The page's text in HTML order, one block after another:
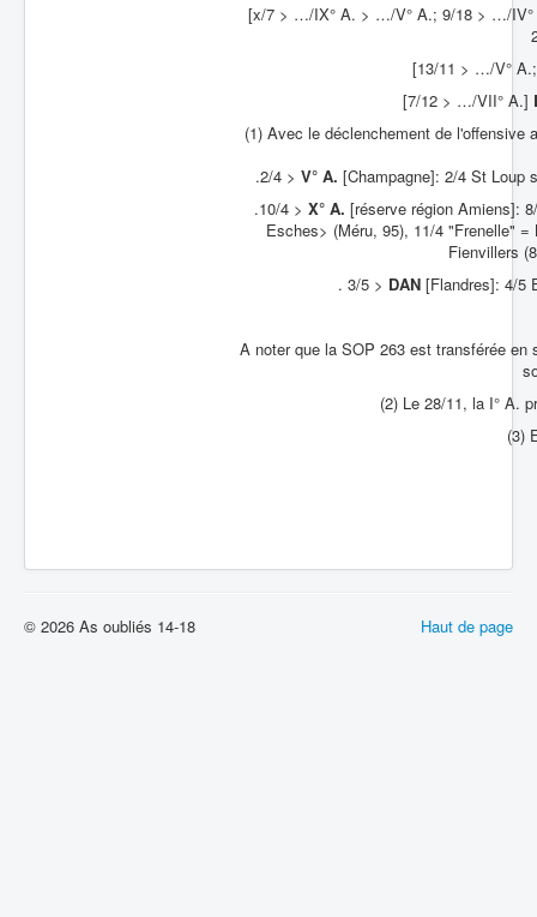
[x/7 > …/IX° A. > …/V° A.; 9/18 > …/
[13/11 > …/V°
[7/12 > …/VII° A.]
(1) Avec le déclenchement de l'offensive
.2/4 > V° A. [Champagne]: 2/4 St Loup
.10/4 > X° A. [réserve région Amiens]:
Esches> (Méru, 95), 11/4 "Frenelle"
Fienvillers
. 3/5 > DAN[Flandres]: 4/5
A noter que la SOP 263 est transférée
(2) Le 28/11, la I° A.
(3)
Haut de page
© 2026 As oubliés 14-18